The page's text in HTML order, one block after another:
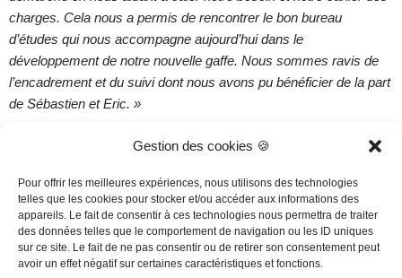
Gestion des cookies 🍪
Pour offrir les meilleures expériences, nous utilisons des technologies
telles que les cookies pour stocker et/ou accéder aux informations des
appareils. Le fait de consentir à ces technologies nous permettra de traiter
des données telles que le comportement de navigation ou les ID uniques
sur ce site. Le fait de ne pas consentir ou de retirer son consentement peut
avoir un effet négatif sur certaines caractéristiques et fonctions.
charges. Cela nous a permis de rencontrer le bon bureau
d’études qui nous accompagne aujourd’hui dans le
développement de notre nouvelle gaffe. Nous sommes ravis de
l’encadrement et du suivi dont nous avons pu bénéficier de la part
de Sébastien et Eric. »
Martin R.
Directeur Technique d'OTEXIO